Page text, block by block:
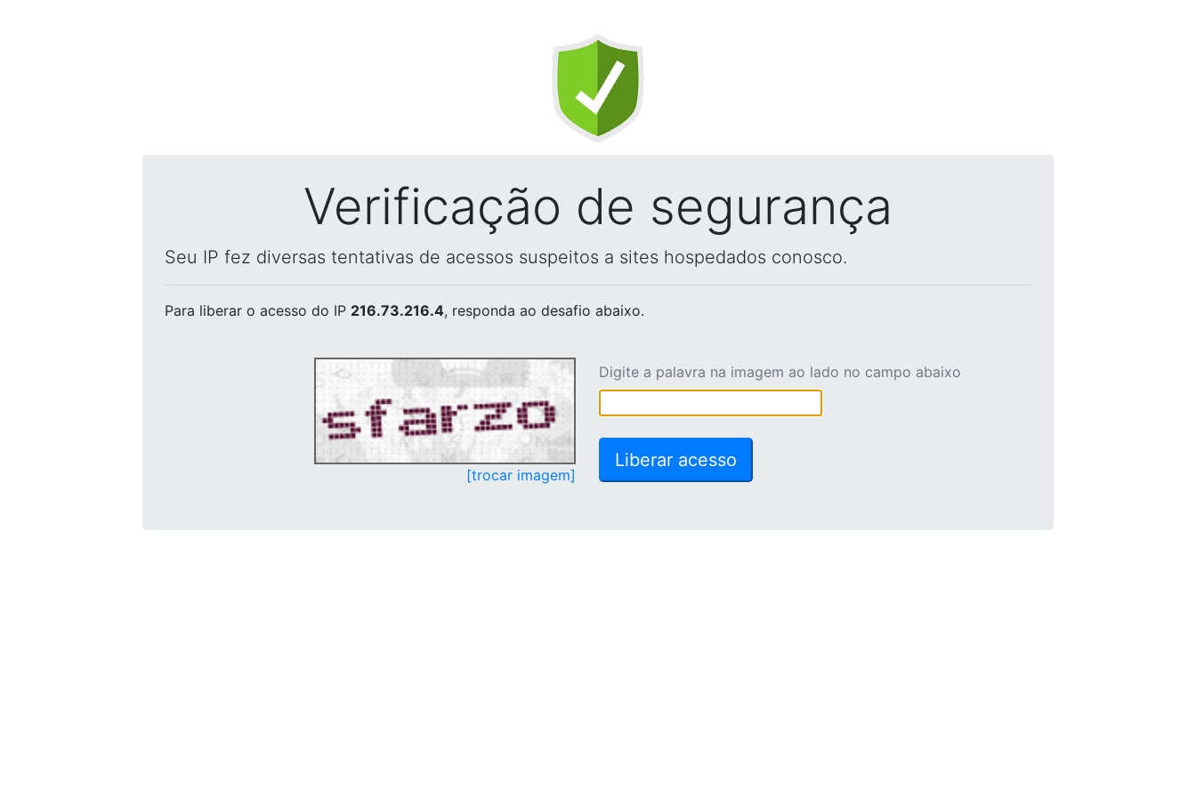
Verificação de segurança
Seu IP fez diversas tentativas de acessos suspeitos a sites hospedados conosco.
Para liberar o acesso do IP 216.73.216.4, responda ao desafio abaixo.
[trocar imagem]
Digite a palavra na imagem ao lado no campo abaixo